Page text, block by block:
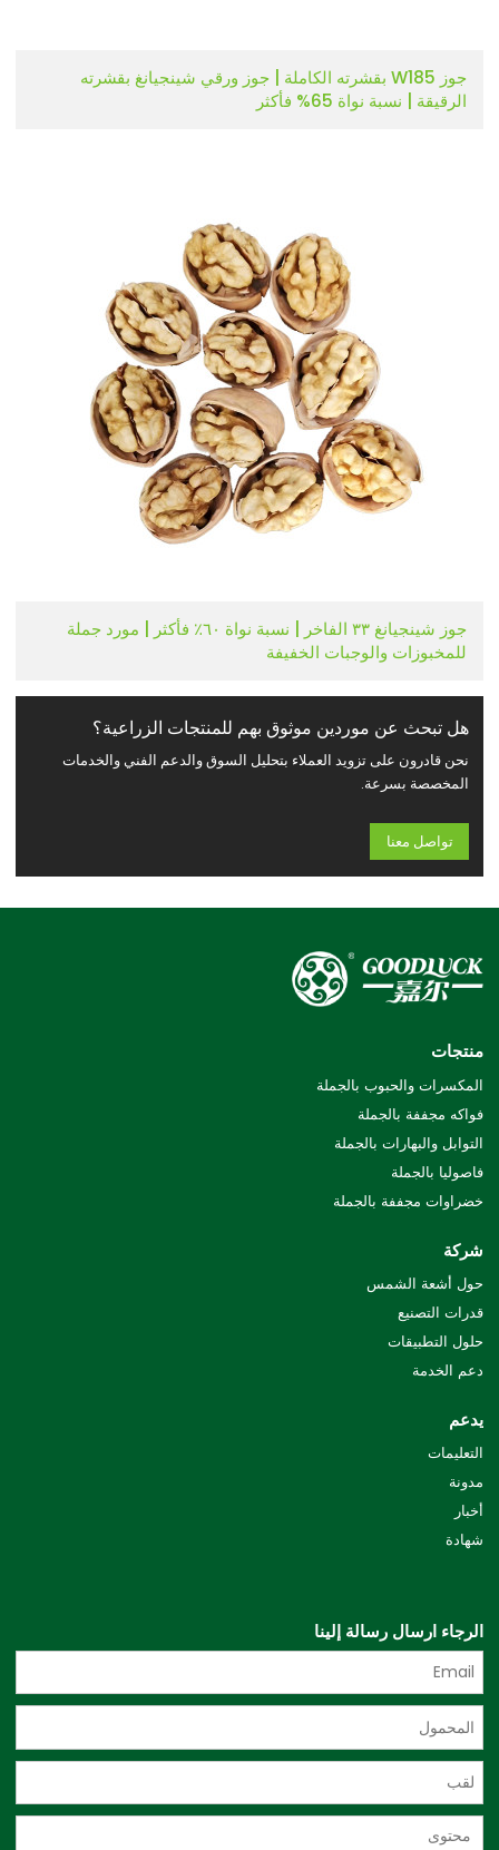
جوز W185 بقشرته الكاملة | جوز ورقي شينجيانغ بقشرته
الرقيقة | نسبة نواة 65% فأكثر
جوز شينجيانغ ٣٣ الفاخر | نسبة نواة ٦٠٪ فأكثر | مورد جملة
للمخبوزات والوجبات الخفيفة
هل تبحث عن موردين موثوق بهم للمنتجات الزراعية؟
نحن قادرون على تزويد العملاء بتحليل السوق والدعم الفني والخدمات
المخصصة بسرعة.
تواصل معنا
منتجات
المكسرات والحبوب بالجملة
فواكه مجففة بالجملة
التوابل والبهارات بالجملة
فاصوليا بالجملة
خضراوات مجففة بالجملة
شركة
حول أشعة الشمس
قدرات التصنيع
حلول التطبيقات
دعم الخدمة
يدعم
التعليمات
مدونة
أخبار
شهادة
الرجاء ارسال رسالة إلينا